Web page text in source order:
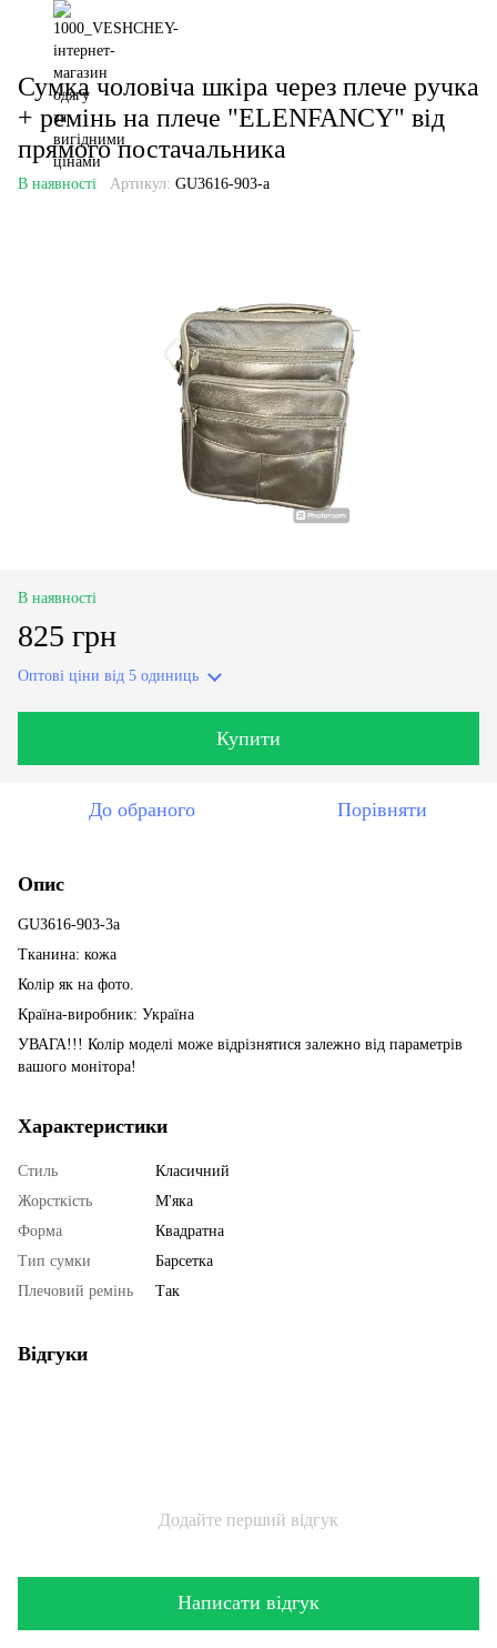
Сумка чоловіча шкіра через плече ручка
+ ремінь на плече "ELENFANCY" від
прямого постачальника
В наявності Артикул: GU3616-903-a
В наявності
825 грн
Оптові ціни від 5 одиниць
Купити
До обраного Порівняти
Опис
GU3616-903-3a
Тканина: кожа
Колір як на фото.
Країна-виробник: Україна
УВАГА!!! Колір моделі може відрізнятися залежно від параметрів
вашого монітора!
Характеристики
Стиль
Класичний
Жорсткість
М'яка
Форма
Квадратна
Тип сумки
Барсетка
Плечовий ремінь
Так
Відгуки
Додайте перший відгук
Написати відгук